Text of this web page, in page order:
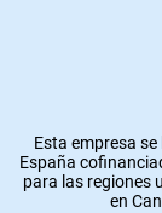
Esta empresa
España
para las regiones
en